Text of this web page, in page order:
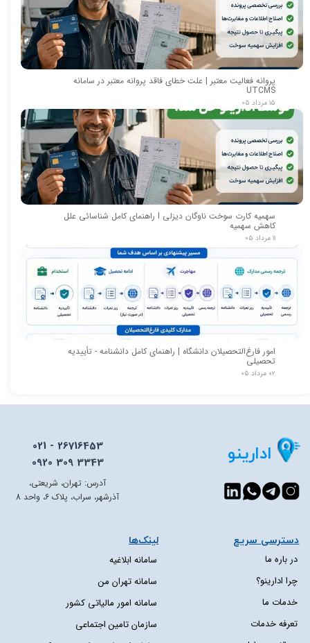
پروانه فعالیت معتبر | علت خطای فاقد پروانه معتبر در سامانه
UTCMS
۱۵ مرداد ۰۵
سهمیه کارت سوخت ناوگان دیزلی I راهنمای کامل شناسائی علل
کاهش سهمیه
۱۱ مرداد ۰۵
امور فارغ‌التحصیلان دانشگاه | راهنمای کامل دانشنامه - تأییدیه
تحصیلی
۰۲ مرداد ۰۵
ادارینو
021 - 26716453
0920 309 3343
در باره ما
چرا ادارینو؟
خدمات ما
تعرفه خدمات
دسترسی سریع​​​​​​​ لینک‌ها
سامانه ابلاغیه
سامانه تهران من
سامانه امور مالیاتی کشور
سازمان تامین اجتماعی
آدرس: تهران، شریعتی،
آذرشهر، سراب، پلاک 6، واحد 8